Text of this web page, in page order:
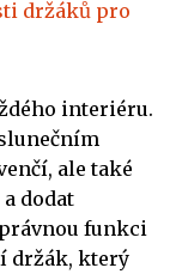
držáků pro
interiéru.
ale také
dodat
funkci
držák, který